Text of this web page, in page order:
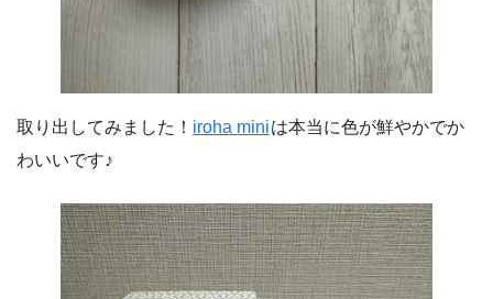
取り出してみました！ iroha miniは本当に色が鮮やかでか
わいいです♪